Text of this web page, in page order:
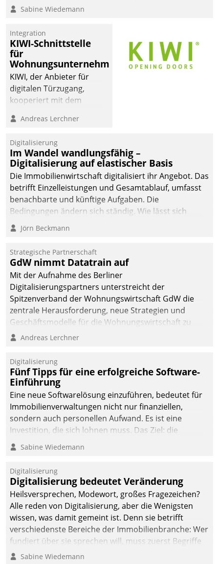
Kommunikationswege bei
Sabine Wiedemann
Integration
KIWI-Schnittstelle
für
Wohnungsunternehmen
KIWI, der Anbieter für
digitalen Türzugang,
kooperiert mit dem
Softwareentwicklungshaus
Andreas Lerchner
Digitalisierung
Im Wandel wandlungsfähig –
Digitalisierung auf elastischer Basis
Die Immobilienwirtschaft digitalisiert ihr Angebot. Das
betrifft Einzelleistungen und Gesamtablauf, umfasst
benachbarte und künftige Aufgaben. Die
Bedingungen ändern sich ständig. Wie lässt sich
technisch die Kontrolle wahren und zugleich Freiraum
fürs Wachsen öffnen?
Jörn Beckmann
Strategische Partnerschaft
GdW nimmt Datatrain auf
Mit der Aufnahme des Berliner
Digitalisierungspartners unterstreicht der
Spitzenverband der Wohnungswirtschaft GdW die
zentrale Herausforderung, neue Strategien und
Geschäftsmodelle für die Wohnungswirtschaft zu
entwickeln.
Andreas Lerchner
Digitalisierung
Fünf Tipps für eine erfolgreiche Software-
Einführung
Eine neue Softwarelösung einzuführen, bedeutet für
Immobilienverwaltungen nicht nur finanziellen,
sondern auch personellen Aufwand. Es ist eine
Investition, die sich lohnen muss. Das Ziel: die
nachhaltige Optimierung der Geschäftsabläufe. Damit
dieses Ziel erreicht wird, sollten einige Grundregeln
Sabine Wiedemann
Digitalisierung
Digitalisierung bedeutet Veränderung
Heilsversprechen, Modewort, großes Fragezeichen?
Alle reden von Digitalisierung, aber die Wenigsten
wissen, was damit gemeint ist. Denn sie betrifft
verschiedenste Bereiche der Immobilienbranche: Wer
fundiert über sie sprechen will, muss zuerst Begriffe
klären. Ein Aspekt ist die betriebliche Optimierung:
Sabine Wiedemann